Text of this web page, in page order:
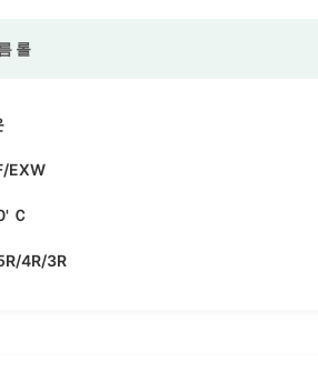
롤
EXW
Ｃ
4R/3R